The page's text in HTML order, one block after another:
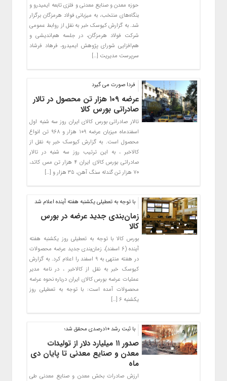
حوزه معدن و صنایع معدنی و فلزی تابعه ایمیدرو و
بنگاه‌های منتخب، به میزبانی فولاد هرمزگان برگزار
شد. به گزارش کیوسک خبر به نقل از روابط عمومی
شرکت فولاد هرمزگان، در جلسه هم‌اندیشی و
هم‌افزایی شورای پژوهش ایمیدرو، فرهاد فرشاد
سرپرست مدیریت […]
فردا صورت می گیرد
عرضه ۱۰۹ هزار تن محصول در تالار
صادراتی بورس کالا
تالار صادراتی بورس کالای ایران روز سه شنبه اول
اسفندماه میزبان عرضه ۱۰۹ هزار و ۹۶۸ تن انواع
محصول است. به گزارش کیوسک خبر به نقل از
کالاخبر ، به این ترتیب روز سه شنبه در تالار
صادراتی بورس کالای ایران ۴ هزار تن مس کاتد،
۷۰ هزار تن گندله سنگ آهن، ۳۵ هزار و […]
با توجه به تعطیلی یکشنبه هفته آینده اعلام شد
زمان‌بندی جدید عرضه در بورس
کالا
بورس کالا با توجه به تعطیلی روز یکشنبه هفته
آینده (۶ اسفند)، زمان‌بندی جدید عرضه محصولات
در هفته منتهی به ۹ اسفند را اعلام کرد. به گزارش
کیوسک خبر به نقل از کالاخبر ، در نامه مدیر
عملیات عرضه بورس کالای ایران درباره نحوه عرضه
محصولات آمده است: با توجه به تعطیلی روز
یکشنبه ۶ […]
با ثبت رشد 10درصدی محقق شد؛
صدور ۱۱ میلیارد دلار از تولیدات
معدن و صنایع معدنی تا پایان دی
ماه
ارزش صادرات بخش معدن و صنایع معدنی طی